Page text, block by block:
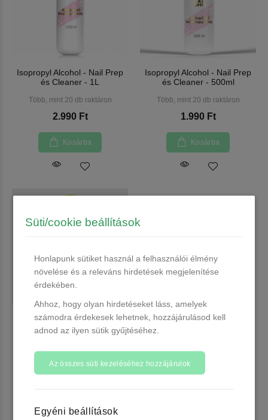
Isopropyl Alcohol - Nail Prep
és Cleaner - 1L
Több, mint 20 db raktáron
2.990 Ft
Kosárba
Isopropyl Alcohol - Nail Prep
és Cleaner - 500ml
Több, mint 20 db raktáron
1.990 Ft
Kosárba
Körömlakk lemosó 100 ml -
univerzális, illatosított
acetonos
Több, mint 20 db raktáron
790 Ft
Körömlakk lemosó 1L -
Több, mint 20 db raktáron
2.990 Ft
Süti/cookie beállítások
Honlapunk sütiket használ a felhasználói élmény
növelése és a releváns hirdetések megjelenítése
érdekében.
Ahhoz, hogy olyan hirdetéseket láss, amelyek
számodra érdekesek lehetnek, hozzájárulásod kell
adnod az ilyen sütik gyűjtéséhez.
Az összes süti kezeléséhez hozzájárulok
Egyéni beállítások